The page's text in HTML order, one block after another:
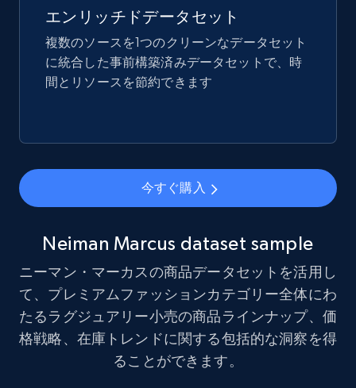
price, and more.
eCommerce
Amazon best seller products
Title, Seller name, Brand, Description, Initial
more.
eCommerce
1.7K+ 254+ 今すぐ購入
エンリッチドデータセット
複数のソースを1つのクリーンなデータセット
に統合した事前構築済みデータセットで、時
間とリソースを節約できます
今すぐ購入
Neiman Marcus dataset sample
ニーマン・マーカスの商品データセットを活用し
て、プレミアムファッションカテゴリー全体にわ
たるラグジュアリー小売の商品ラインナップ、価
格戦略、在庫トレンドに関する包括的な洞察を得
ることができます。